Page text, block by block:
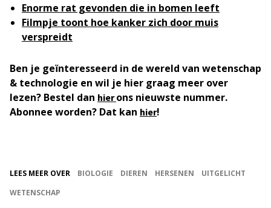
Enorme rat gevonden die in bomen leeft
Filmpje toont hoe kanker zich door muis
verspreidt
Ben je geïnteresseerd in de wereld van wetenschap
& technologie en wil je hier graag meer over
lezen? Bestel dan hierons nieuwste nummer.
Abonnee worden? Dat kan hier!
LEES MEER OVER BIOLOGIE DIEREN HERSENEN
UITGELICHT
WETENSCHAP